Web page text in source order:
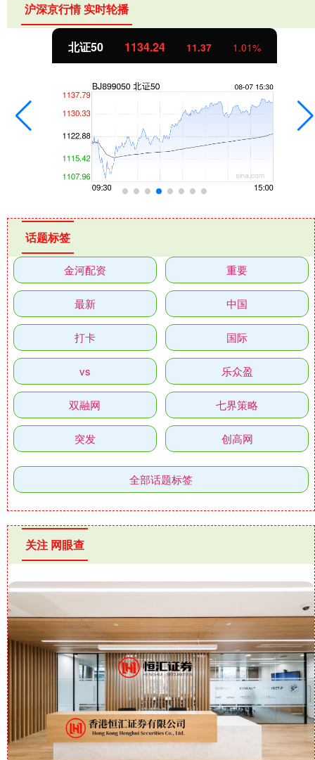
沪深京行情 实时轮播
北证50 1134.24 11.37 1.01%
话题标签
金河配资 重要
最新 中国
打卡 国际
vs 乐众盈
双融网 七界策略
突发 创高网
全部话题标签
关注 网眼查